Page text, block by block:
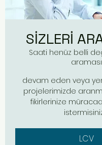
SİZLERİ
Saati henüz belli
araması
devam eden veya
projelerimizde
fikirlerinize
LCV